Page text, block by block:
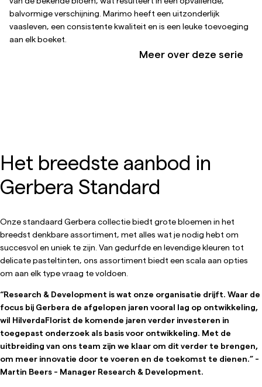
balvormige verschijning. Marimo heeft een uitzonderlijk
vaasleven, een consistente kwaliteit en is een leuke toevoeging
aan elk boeket.
Meer over deze serie
Het breedste aanbod in
Gerbera Standard
Onze standaard Gerbera collectie biedt grote bloemen in het
breedst denkbare assortiment, met alles wat je nodig hebt om
succesvol en uniek te zijn. Van gedurfde en levendige kleuren tot
delicate pasteltinten, ons assortiment biedt een scala aan opties
om aan elk type vraag te voldoen.
“Research & Development is wat onze organisatie drijft. Waar de
focus bij Gerbera de afgelopen jaren vooral lag op ontwikkeling,
wil HilverdaFlorist de komende jaren verder investeren in
toegepast onderzoek als basis voor ontwikkeling. Met de
uitbreiding van ons team zijn we klaar om dit verder te brengen,
om meer innovatie door te voeren en de toekomst te dienen.” -
Martin Beers - Manager Research & Development.